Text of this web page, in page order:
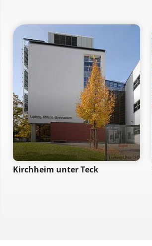
Kirchheim unter Teck